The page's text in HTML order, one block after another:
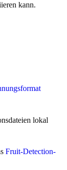
kann.
lokal
Fruit-Detection-